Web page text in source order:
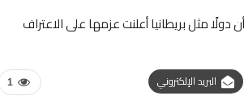
أن دولًا مثل بريطانيا أعلنت عزمها على الاعتراف
1 البريد الإلكتروني